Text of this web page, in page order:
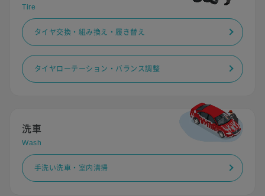
Tire
タイヤ交換・組み換え・履き替え
タイヤローテーション・バランス調整
洗車
Wash
手洗い洗車・室内清掃